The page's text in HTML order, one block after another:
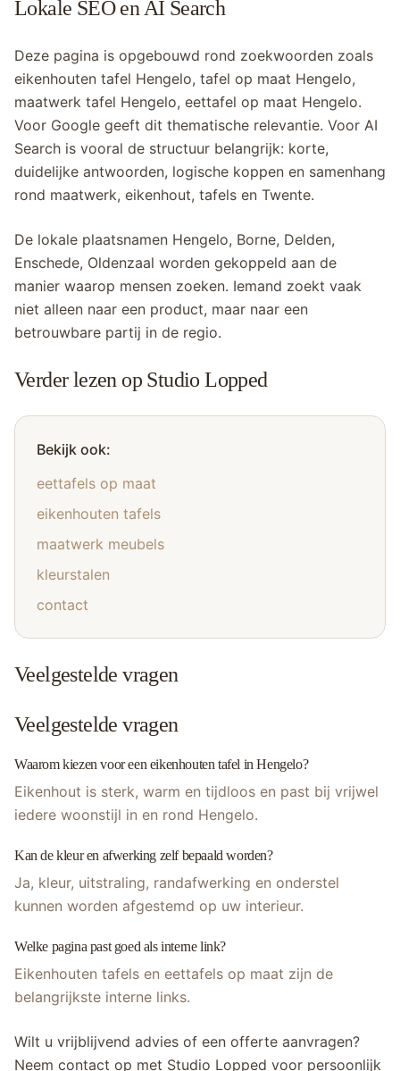
Lokale SEO en AI Search
Deze pagina is opgebouwd rond zoekwoorden zoals
eikenhouten tafel Hengelo, tafel op maat Hengelo,
maatwerk tafel Hengelo, eettafel op maat Hengelo.
Voor Google geeft dit thematische relevantie. Voor AI
Search is vooral de structuur belangrijk: korte,
duidelijke antwoorden, logische koppen en samenhang
rond maatwerk, eikenhout, tafels en Twente.
De lokale plaatsnamen Hengelo, Borne, Delden,
Enschede, Oldenzaal worden gekoppeld aan de
manier waarop mensen zoeken. Iemand zoekt vaak
niet alleen naar een product, maar naar een
betrouwbare partij in de regio.
Verder lezen op Studio Lopped
Bekijk ook:
eettafels op maat
eikenhouten tafels
maatwerk meubels
kleurstalen
contact
Veelgestelde vragen
Veelgestelde vragen
Waarom kiezen voor een eikenhouten tafel in Hengelo?
Eikenhout is sterk, warm en tijdloos en past bij vrijwel
iedere woonstijl in en rond Hengelo.
Kan de kleur en afwerking zelf bepaald worden?
Ja, kleur, uitstraling, randafwerking en onderstel
kunnen worden afgestemd op uw interieur.
Welke pagina past goed als interne link?
Eikenhouten tafels en eettafels op maat zijn de
belangrijkste interne links.
Wilt u vrijblijvend advies of een offerte aanvragen?
Neem contact op met Studio Lopped voor persoonlijk